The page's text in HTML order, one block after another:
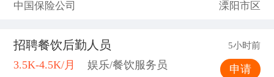
中国保险公司 溧阳市区
招聘餐饮后勤人员 5小时前
3.5K-4.5K/月 娱乐/餐饮服务员 申请